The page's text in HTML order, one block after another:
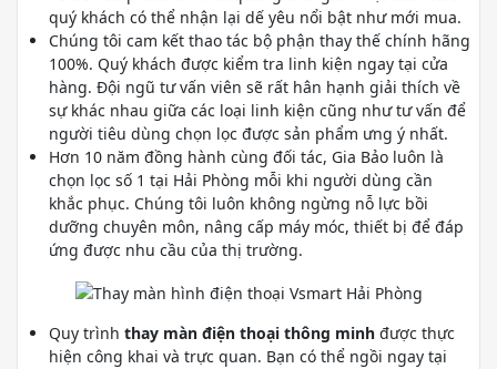
quý khách có thể nhận lại dế yêu nổi bật như mới mua.
Chúng tôi cam kết thao tác bộ phận thay thế chính hãng
100%. Quý khách được kiểm tra linh kiện ngay tại cửa
hàng. Đội ngũ tư vấn viên sẽ rất hân hạnh giải thích về
sự khác nhau giữa các loại linh kiện cũng như tư vấn để
người tiêu dùng chọn lọc được sản phẩm ưng ý nhất.
Hơn 10 năm đồng hành cùng đối tác, Gia Bảo luôn là
chọn lọc số 1 tại Hải Phòng mỗi khi người dùng cần
khắc phục. Chúng tôi luôn không ngừng nỗ lực bồi
dưỡng chuyên môn, nâng cấp máy móc, thiết bị để đáp
ứng được nhu cầu của thị trường.
Quy trình thay màn điện thoại thông minh được thực
hiện công khai và trực quan. Bạn có thể ngồi ngay tại